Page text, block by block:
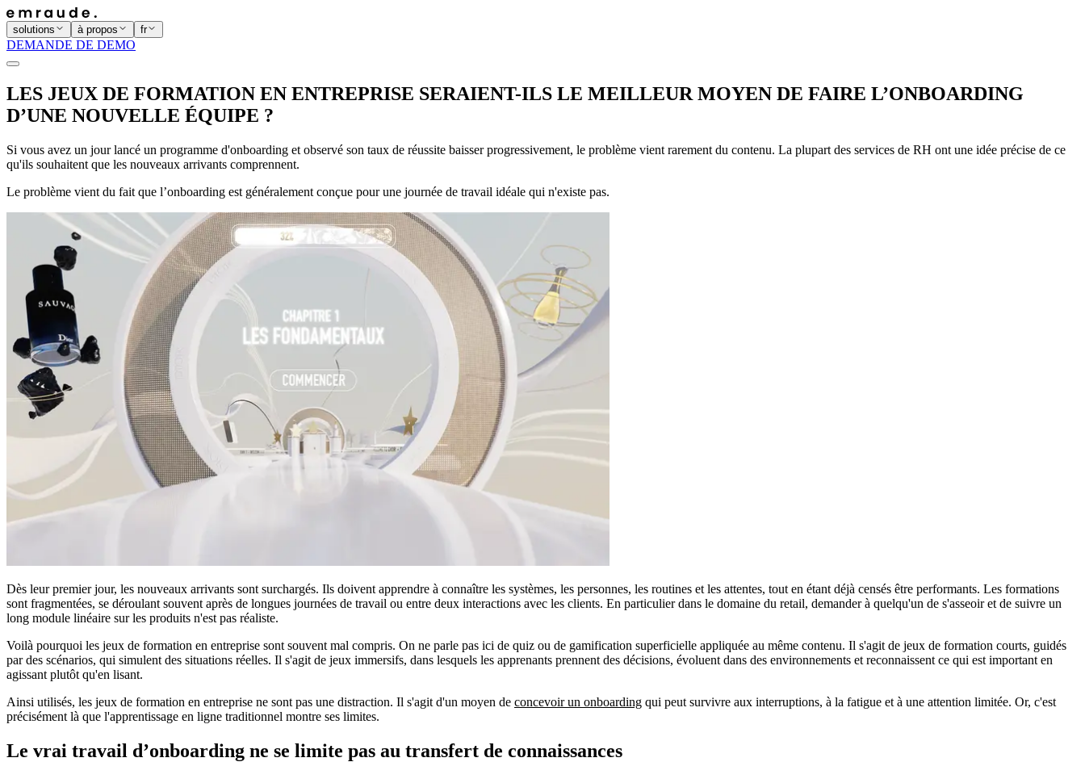
solutions à propos fr
DEMANDE DE DEMO
LES JEUX DE FORMATION EN ENTREPRISE SERAIENT-ILS LE MEILLEUR MOYEN DE FAIRE L’ONBOARDING
D’UNE NOUVELLE ÉQUIPE ?
Si vous avez un jour lancé un programme d'onboarding et observé son taux de réussite baisser progressivement, le problème vient rarement du contenu. La plupart des services de RH ont une idée précise de ce
qu'ils souhaitent que les nouveaux arrivants comprennent.
Le problème vient du fait que l’onboarding est généralement conçue pour une journée de travail idéale qui n'existe pas.
Dès leur premier jour, les nouveaux arrivants sont surchargés. Ils doivent apprendre à connaître les systèmes, les personnes, les routines et les attentes, tout en étant déjà censés être performants. Les formations
sont fragmentées, se déroulant souvent après de longues journées de travail ou entre deux interactions avec les clients. En particulier dans le domaine du retail, demander à quelqu'un de s'asseoir et de suivre un
long module linéaire sur les produits n'est pas réaliste.
Voilà pourquoi les jeux de formation en entreprise sont souvent mal compris. On ne parle pas ici de quiz ou de gamification superficielle appliquée au même contenu. Il s'agit de jeux de formation courts, guidés
par des scénarios, qui simulent des situations réelles. Il s'agit de jeux immersifs, dans lesquels les apprenants prennent des décisions, évoluent dans des environnements et reconnaissent ce qui est important en
agissant plutôt qu'en lisant.
Ainsi utilisés, les jeux de formation en entreprise ne sont pas une distraction. Il s'agit d'un moyen de concevoir un onboarding qui peut survivre aux interruptions, à la fatigue et à une attention limitée. Or, c'est
précisément là que l'apprentissage en ligne traditionnel montre ses limites.
Le vrai travail d’onboarding ne se limite pas au transfert de connaissances